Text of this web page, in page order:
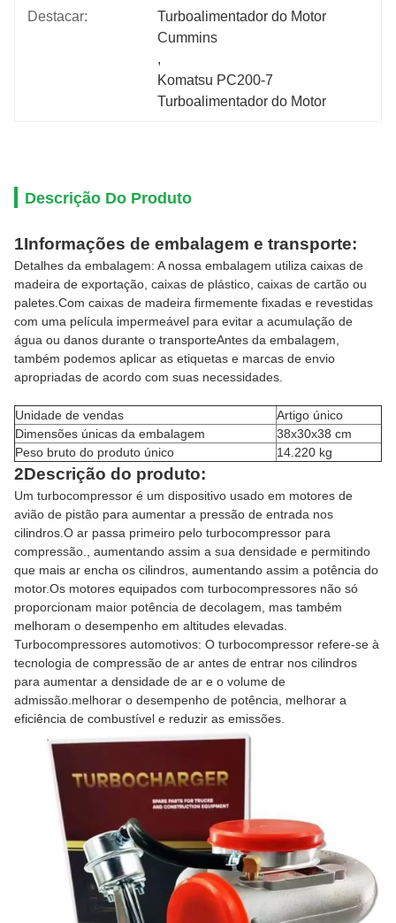
Destacar:
Turboalimentador do Motor
Cummins
,
Komatsu PC200-7
Turboalimentador do Motor
Descrição Do Produto
1Informações de embalagem e transporte:
Detalhes da embalagem: A nossa embalagem utiliza caixas de
madeira de exportação, caixas de plástico, caixas de cartão ou
paletes.Com caixas de madeira firmemente fixadas e revestidas
com uma película impermeável para evitar a acumulação de
água ou danos durante o transporteAntes da embalagem,
também podemos aplicar as etiquetas e marcas de envio
apropriadas de acordo com suas necessidades.
Unidade de vendas
Artigo único
Dimensões únicas da embalagem
38x30x38 cm
Peso bruto do produto único
14.220 kg
2Descrição do produto:
Um turbocompressor é um dispositivo usado em motores de
avião de pistão para aumentar a pressão de entrada nos
cilindros.O ar passa primeiro pelo turbocompressor para
compressão., aumentando assim a sua densidade e permitindo
que mais ar encha os cilindros, aumentando assim a potência do
motor.Os motores equipados com turbocompressores não só
proporcionam maior potência de decolagem, mas também
melhoram o desempenho em altitudes elevadas.
Turbocompressores automotivos: O turbocompressor refere-se à
tecnologia de compressão de ar antes de entrar nos cilindros
para aumentar a densidade de ar e o volume de
admissão.melhorar o desempenho de potência, melhorar a
eficiência de combustível e reduzir as emissões.